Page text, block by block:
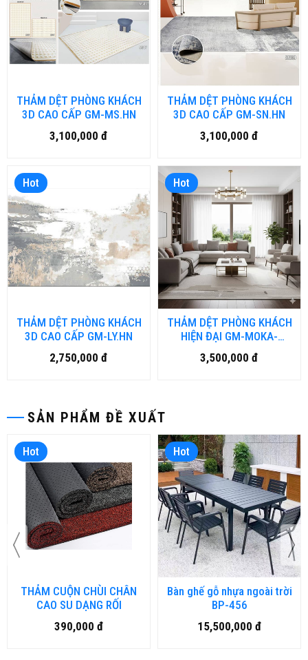
SẢN PHẨM ĐỀ XUẤT
Hot
THẢM CUỘN CHÙI CHÂN
CAO SU DẠNG RỐI
390,000 đ
Hot
Bàn ghế gỗ nhựa ngoài trời
BP-456
15,500,000 đ
THẢM DỆT PHÒNG KHÁCH
3D CAO CẤP GM-MS.HN
3,100,000 đ
THẢM DỆT PHÒNG KHÁCH
3D CAO CẤP GM-SN.HN
3,100,000 đ
Hot
THẢM DỆT PHÒNG KHÁCH
3D CAO CẤP GM-LY.HN
2,750,000 đ
Hot
THẢM DỆT PHÒNG KHÁCH
HIỆN ĐẠI GM-MOKA-
J_3422.HN
3,500,000 đ